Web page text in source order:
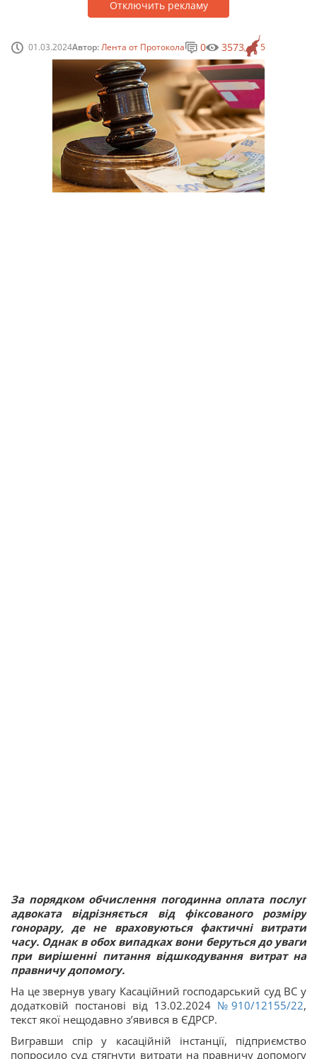
Отключить рекламу
01.03.2024Автор:Лента от Протокола 5
0 3573
За порядком обчислення погодинна оплата послуг
адвоката відрізняється від фіксованого розміру
гонорару, де не враховуються фактичні витрати
часу. Однак в обох випадках вони беруться до уваги
при вирішенні питання відшкодування витрат на
правничу допомогу.
На це звернув увагу Касаційний господарський суд ВС у
додатковій постанові від 13.02.2024 №910/12155/22,
текст якої нещодавно з’явився в ЄДРСР.
Вигравши спір у касаційній інстанції, підприємство
попросило суд стягнути витрати на правничу допомогу